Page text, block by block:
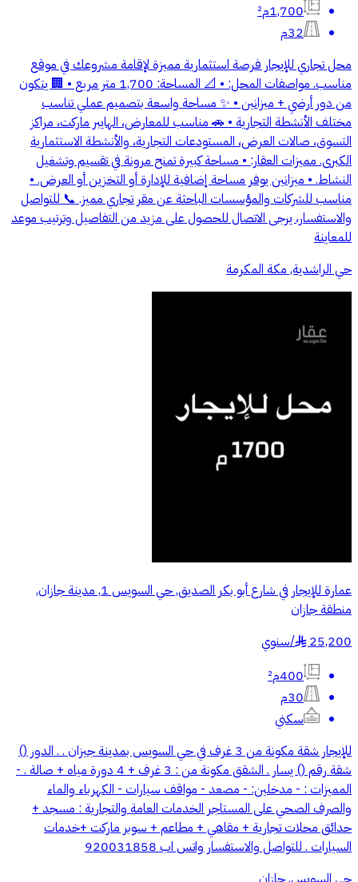
1,700م²
32م
محل تجاري للإيجار فرصة استثمارية مميزة لإقامة مشروعك في موقع
مناسب. مواصفات المحل: • 📐 المساحة: 1,700 متر مربع • 🏢 يتكون
من دور أرضي + ميزانين • ✨ مساحة واسعة بتصميم عملي تناسب
مختلف الأنشطة التجارية • 🚗 مناسب للمعارض، الهايبر ماركت، مراكز
التسوق، صالات العرض، المستودعات التجارية، والأنشطة الاستثمارية
الكبرى. مميزات العقار: • مساحة كبيرة تمنح مرونة في تقسيم وتشغيل
النشاط. • ميزانين يوفر مساحة إضافية للإدارة أو التخزين أو العرض. •
مناسب للشركات والمؤسسات الباحثة عن مقر تجاري مميز. 📞 للتواصل
والاستفسار، يرجى الاتصال للحصول على مزيد من التفاصيل وترتيب موعد
للمعاينة
حي الراشدية, مكة المكرمة
عمارة للإيجار في شارع أبو بكر الصديق, حي السويس 1, مدينة جازان,
منطقة جازان
25,200
§
/سنوي
400م²
30م
سكني
للإيجار شقة مكونة من 3 غرف في حي السويس بمدينة جيزان . . الدور ()
شقة رقم () يسار . الشقق مكونة من : 3 غرف + 4 دورة مياه + صالة . -
المميزات : - مدخلين: - ⁠مصعد - ⁠مواقف سيارات - ⁠الكهرباء والماء
والصرف الصحي على المستاجر الخدمات العامة والتجارية : مسجد +
حدائق محلات تجارية + مقاهي + مطاعم + سوبر ماركت +خدمات
السيارات . للتواصل والاستفسار واتس اب 920031858